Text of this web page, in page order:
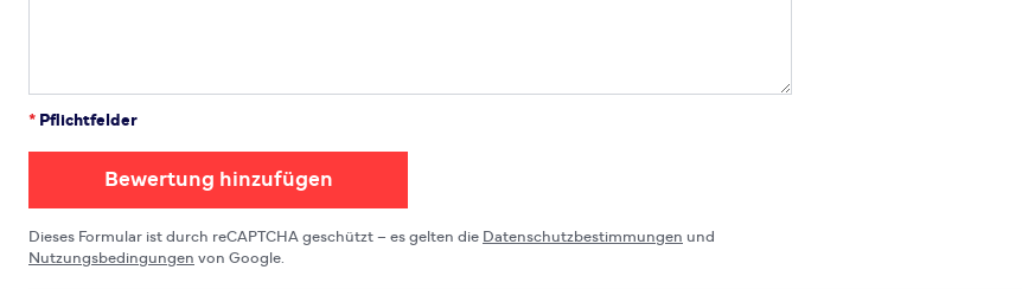
* Pflichtfelder
Bewertung hinzufügen
Dieses Formular ist durch reCAPTCHA geschützt – es gelten die Datenschutzbestimmungen und
Nutzungsbedingungen von Google.